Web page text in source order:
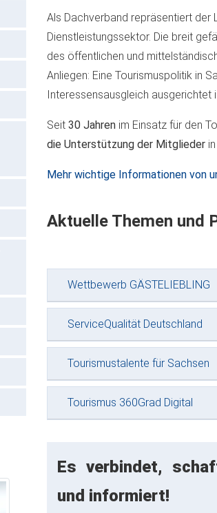
Als Dachverband repräsentiert der
Dienstleistungssektor. Die breit
des öffentlichen und
Anliegen: Eine Tourismuspolitik in
Interessensausgleich ausgerichtet
Seit 30 Jahren im Einsatz für den
die Unterstützung der Mitglieder
Mehr wichtige Informationen von
Aktuelle Themen und
Wettbewerb GÄSTELIEBLING
ServiceQualität Deutschland
Tourismustalente für Sachsen
Tourismus 360Grad Digital
Es verbindet,
und informiert!